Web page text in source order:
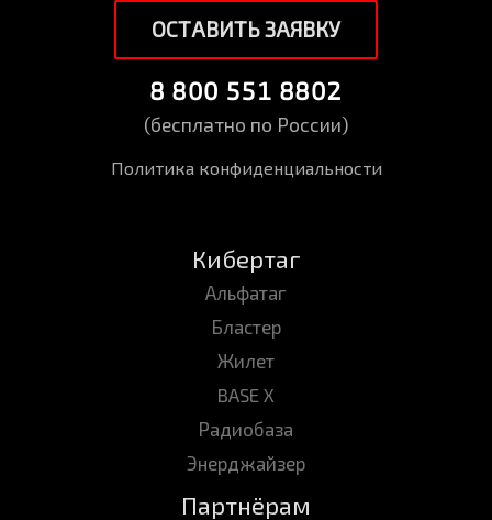
Кибертаг
Альфатаг
Бластер
Жилет
BASE X
Радиобаза
Энерджайзер
Партнёрам
ОСТАВИТЬ ЗАЯВКУ
8 800 551 8802
(бесплатно по России)
Политика конфиденциальности